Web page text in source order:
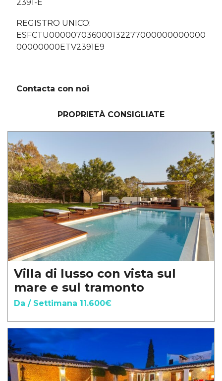
2391-E
REGISTRO UNICO:
ESFCTU000007036000132277000000000000
00000000ETV2391E9
Contacta con noi
PROPRIETÀ CONSIGLIATE
Villa di lusso con vista sul
mare e sul tramonto
Da / Settimana 11.600€